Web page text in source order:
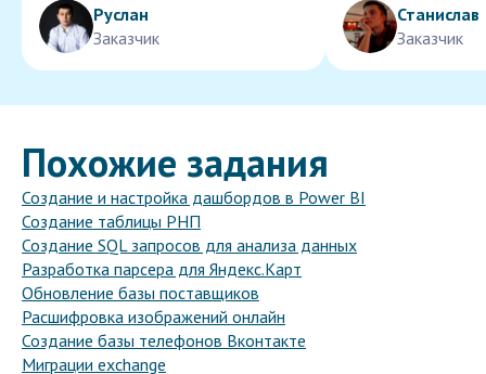
Руслан
Заказчик
Станислав
Заказчик
Похожие задания
Создание и настройка дашбордов в Power BI
Создание таблицы РНП
Создание SQL запросов для анализа данных
Разработка парсера для Яндекс.Карт
Обновление базы поставщиков
Расшифровка изображений онлайн
Создание базы телефонов Вконтакте
Миграции exchange